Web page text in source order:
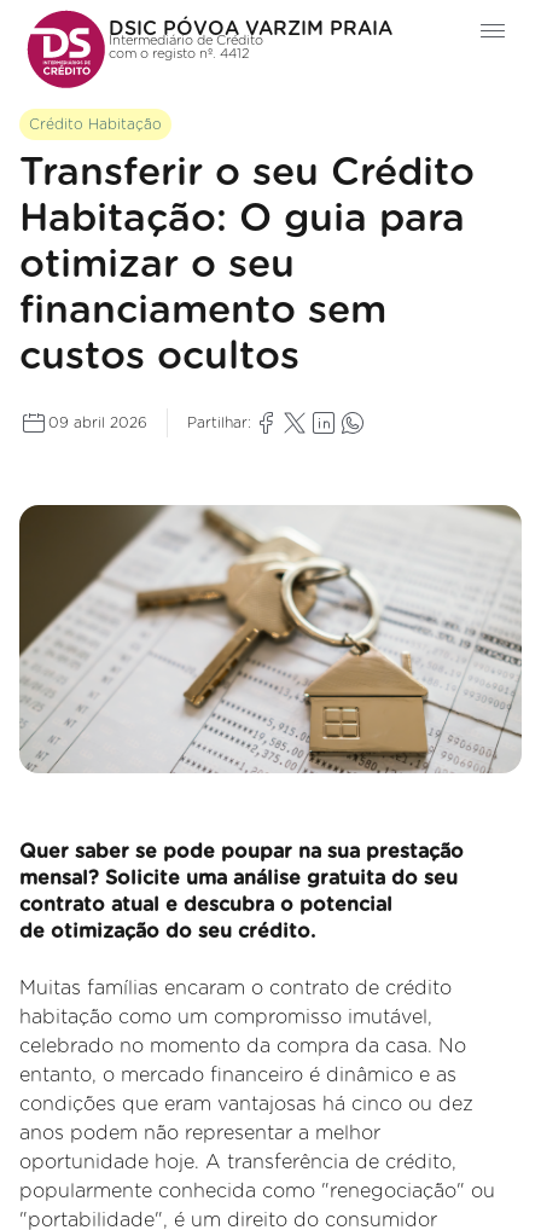
DSIC PÓVOA VARZIM PRAIA
Intermediário de Crédito
com o registo nº. 4412
Crédito Habitação
Transferir o seu Crédito
Habitação: O guia para
otimizar o seu
financiamento sem
custos ocultos
09 abril 2026 Partilhar:
Quer saber se pode poupar na sua prestação
mensal? Solicite uma análise gratuita do seu
contrato atual e descubra o potencial
de otimização do seu crédito.
Muitas famílias encaram o contrato de crédito
habitação como um compromisso imutável,
celebrado no momento da compra da casa. No
entanto, o mercado financeiro é dinâmico e as
condições que eram vantajosas há cinco ou dez
anos podem não representar a melhor
oportunidade hoje. A transferência de crédito,
popularmente conhecida como "renegociação" ou
"portabilidade", é um direito do consumidor